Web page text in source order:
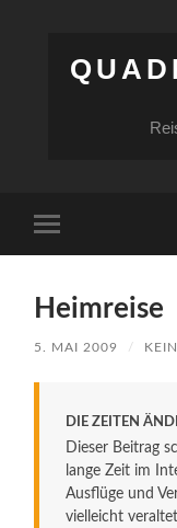
Menü
Heimreise
5. MAI 2009 /
DIE ZEITEN
Dieser Beitrag
lange Zeit im
Ausflüge und
vielleicht